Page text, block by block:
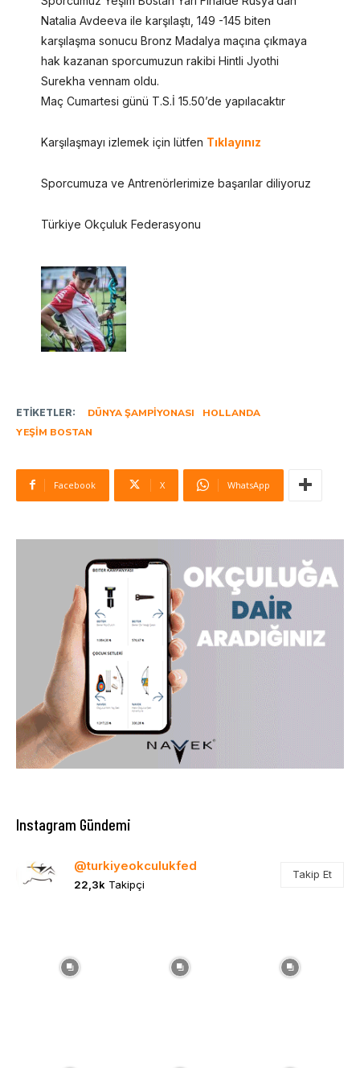
Natalia Avdeeva ile karşılaştı, 149 -145 biten
karşılaşma sonucu Bronz Madalya maçına çıkmaya
hak kazanan sporcumuzun rakibi Hintli Jyothi
Surekha vennam oldu.
Maç Cumartesi günü T.S.İ 15.50’de yapılacaktır
Karşılaşmayı izlemek için lütfen Tıklayınız
Sporcumuza ve Antrenörlerimize başarılar diliyoruz
Türkiye Okçuluk Federasyonu
ETIKETLER: DÜNYA ŞAMPIYONASI
HOLLANDA
YEŞIM BOSTAN
Facebook X WhatsApp
Instagram Gündemi
@turkiyeokculukfed
22,3k Takipçi
Takip Et